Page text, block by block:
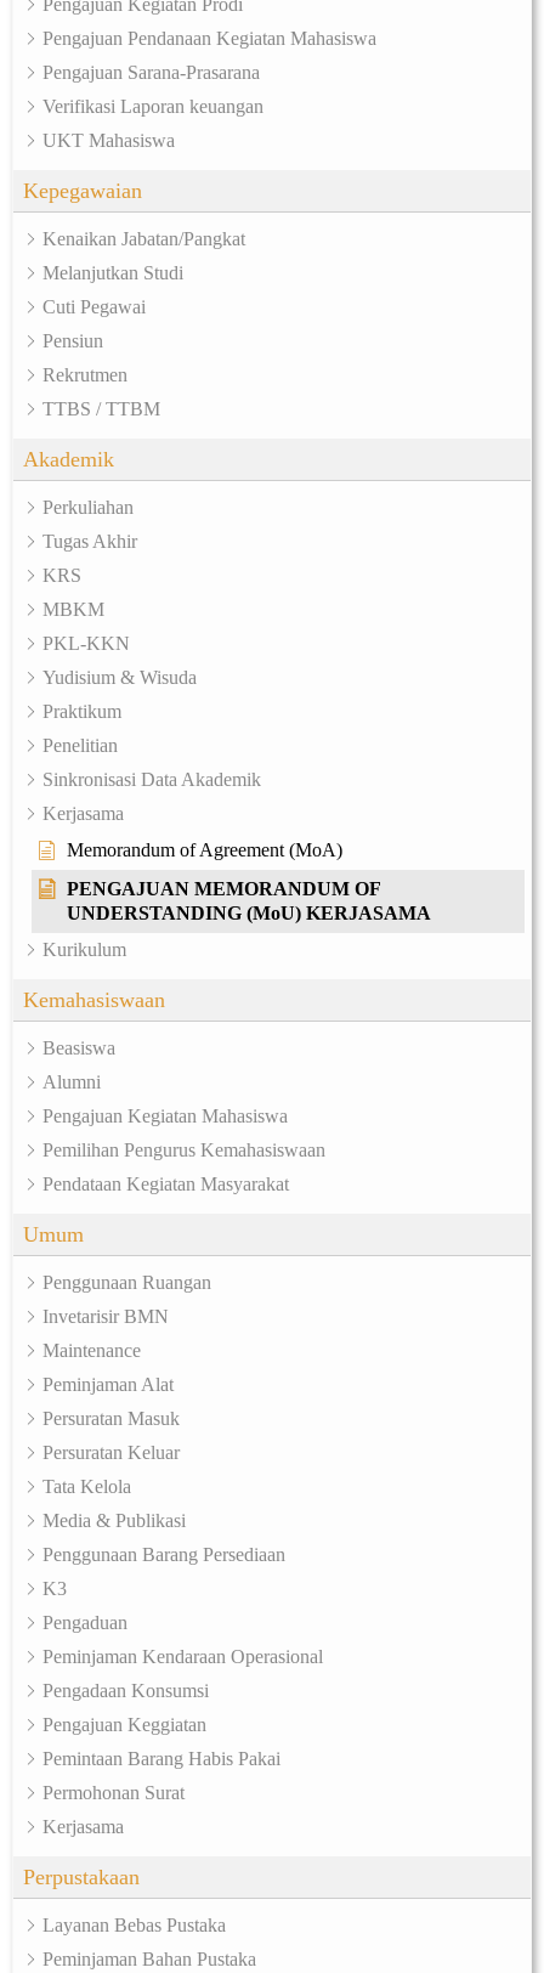
Pengajuan Kegiatan Prodi
Pengajuan Pendanaan Kegiatan Mahasiswa
Pengajuan Sarana-Prasarana
Verifikasi Laporan keuangan
UKT Mahasiswa
Kepegawaian
Kenaikan Jabatan/Pangkat
Melanjutkan Studi
Cuti Pegawai
Pensiun
Rekrutmen
TTBS / TTBM
Akademik
Perkuliahan
Tugas Akhir
KRS
MBKM
PKL-KKN
Yudisium & Wisuda
Praktikum
Penelitian
Sinkronisasi Data Akademik
Kerjasama
Memorandum of Agreement (MoA)
PENGAJUAN MEMORANDUM OF
UNDERSTANDING (MoU) KERJASAMA
Kurikulum
Kemahasiswaan
Beasiswa
Alumni
Pengajuan Kegiatan Mahasiswa
Pemilihan Pengurus Kemahasiswaan
Pendataan Kegiatan Masyarakat
Umum
Penggunaan Ruangan
Invetarisir BMN
Maintenance
Peminjaman Alat
Persuratan Masuk
Persuratan Keluar
Tata Kelola
Media & Publikasi
Penggunaan Barang Persediaan
K3
Pengaduan
Peminjaman Kendaraan Operasional
Pengadaan Konsumsi
Pengajuan Keggiatan
Pemintaan Barang Habis Pakai
Permohonan Surat
Kerjasama
Perpustakaan
Layanan Bebas Pustaka
Peminjaman Bahan Pustaka